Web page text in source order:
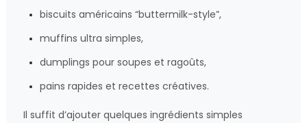
biscuits américains “buttermilk-style”,
muffins ultra simples,
dumplings pour soupes et ragoûts,
pains rapides et recettes créatives.
Il suffit d’ajouter quelques ingrédients simples